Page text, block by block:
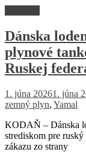
Dánska
plynové
Ruskej
1. júna 20261. júna
zemný plyn, Yamal
KODAŇ – Dánska
strediskom pre
zákazu zo strany